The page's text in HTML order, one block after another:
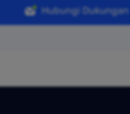
Hubungi Dukungan